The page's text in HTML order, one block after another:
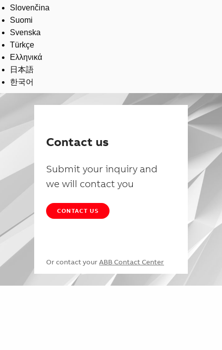
Slovenčina
Suomi
Svenska
Türkçe
Ελληνικά
日本語
한국어
Contact us
Submit your inquiry and
we will contact you
CONTACT US
Or contact your ABB Contact Center